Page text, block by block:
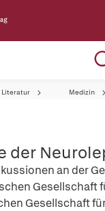
Literatur Medizin
der
an der
Gesellschaft
Gesellschaft